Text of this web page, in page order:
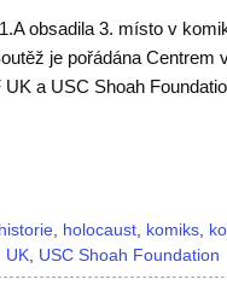
obsadila 3. místo v
je pořádána Centrem
a USC Shoah
, holocaust, komiks,
UK USC Shoah Foundation